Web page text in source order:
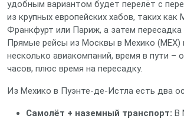
удобным вариантом будет перелёт с
из крупных европейских хабов, таких как
Франкфурт или Париж, а затем пересадка
Прямые рейсы из Москвы в Мехико
несколько авиакомпаний, время в пути –
часов, плюс время на пересадку.
Из Мехико в Пуэнте-де-Истла есть два
Самолёт + наземный транспорт: В